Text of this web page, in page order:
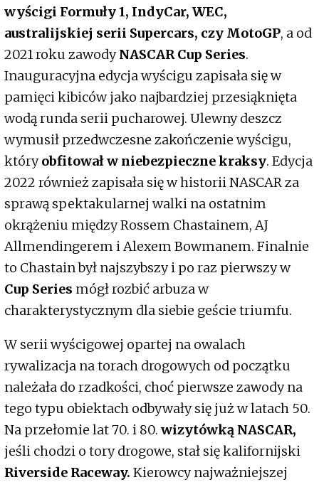
wyścigi Formuły 1, IndyCar, WEC,
australijskiej serii Supercars, czy MotoGP, a od
2021 roku zawodyNASCAR Cup Series.
Inauguracyjna edycja wyścigu zapisała się w
pamięci kibiców jako najbardziej przesiąknięta
wodą runda serii pucharowej. Ulewny deszcz
wymusił przedwczesne zakończenie wyścigu,
któryobfitował w niebezpieczne kraksy. Edycja
2022 również zapisała się w historii NASCAR za
sprawą spektakularnej walki na ostatnim
okrążeniu między Rossem Chastainem, AJ
Allmendingerem i Alexem Bowmanem. Finalnie
to Chastain był najszybszy i po raz pierwszy w
Cup Series mógł rozbić arbuza w
charakterystycznym dla siebie geście triumfu.
W serii wyścigowej opartej na owalach
rywalizacja na torach drogowych od początku
należała do rzadkości, choć pierwsze zawody na
tego typu obiektach odbywały się już w latach 50.
Na przełomie lat 70. i 80. wizytówką NASCAR,
jeśli chodzi o tory drogowe, stał się kalifornijski
Riverside Raceway. Kierowcy najważniejszej